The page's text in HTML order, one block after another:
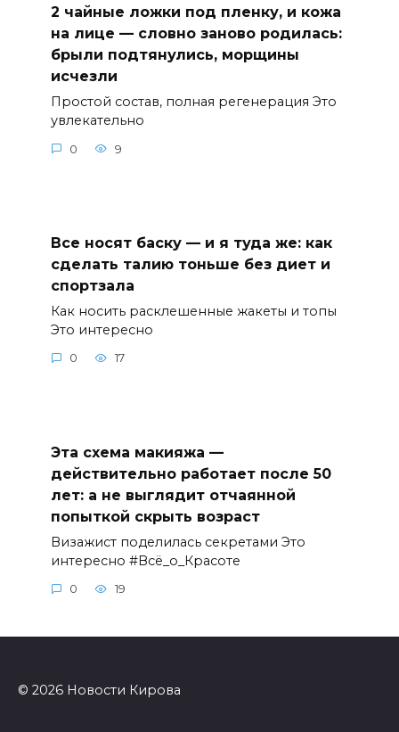
2 чайные ложки под пленку, и кожа
на лице — словно заново родилась:
брыли подтянулись, морщины
исчезли
Простой состав, полная регенерация Это
увлекательно
0 9
Все носят баску — и я туда же: как
сделать талию тоньше без диет и
спортзала
Как носить расклешенные жакеты и топы
Это интересно
0 17
Эта схема макияжа —
действительно работает после 50
лет: а не выглядит отчаянной
попыткой скрыть возраст
Визажист поделилась секретами Это
интересно #Всё_о_Красоте
0 19
© 2026 Новости Кирова